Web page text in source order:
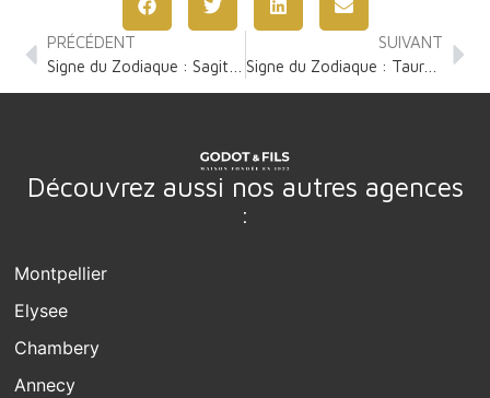
PRÉCÉDENT
SUIVANT
Signe du Zodiaque : Taureau 1 Once Argent
Découvrez aussi nos autres agences
:
Montpellier
Elysee
Chambery
Annecy